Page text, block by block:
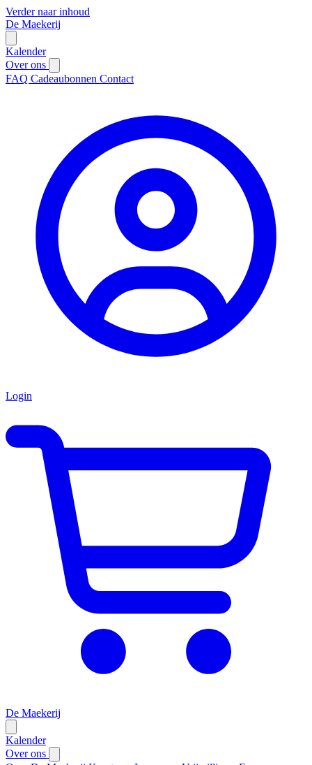
Verder naar inhoud
De Maekerij
Kalender
Over ons
FAQ Cadeaubonnen Contact
Login
De Maekerij
Kalender
Over ons